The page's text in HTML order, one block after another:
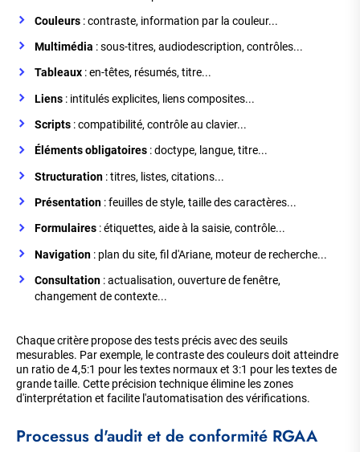
Couleurs : contraste, information par la couleur...
Multimédia : sous-titres, audiodescription, contrôles...
Tableaux : en-têtes, résumés, titre...
Liens : intitulés explicites, liens composites...
Scripts : compatibilité, contrôle au clavier...
Éléments obligatoires : doctype, langue, titre...
Structuration : titres, listes, citations...
Présentation : feuilles de style, taille des caractères...
Formulaires : étiquettes, aide à la saisie, contrôle...
Navigation : plan du site, fil d'Ariane, moteur de recherche...
Consultation : actualisation, ouverture de fenêtre,
changement de contexte...
Chaque critère propose des tests précis avec des seuils
mesurables. Par exemple, le contraste des couleurs doit atteindre
un ratio de 4,5:1 pour les textes normaux et 3:1 pour les textes de
grande taille. Cette précision technique élimine les zones
d'interprétation et facilite l'automatisation des vérifications.
Processus d'audit et de conformité RGAA